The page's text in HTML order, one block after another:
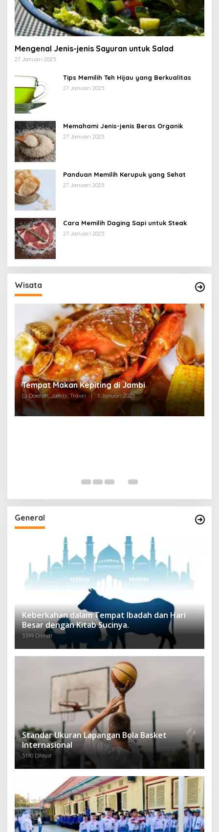
Mengenal Jenis-jenis Sayuran untuk Salad
27 Januari 2025
Tips Memilih Teh Hijau yang Berkualitas
27 Januari 2025
Memahami Jenis-jenis Beras Organik
27 Januari 2025
Panduan Memilih Kerupuk yang Sehat
27 Januari 2025
Cara Memilih Daging Sapi untuk Steak
27 Januari 2025
Wisata
Tempat Makan di Thehok Jambi
Di Daerah, Jambi, Travel 3 Januari 2025
General
Keberkahan dalam Tempat Ibadah dan Hari
Besar dengan Kitab Sucinya.
5399 Dilihat
Standar Ukuran Lapangan Bola Basket
Internasional
5190 Dilihat